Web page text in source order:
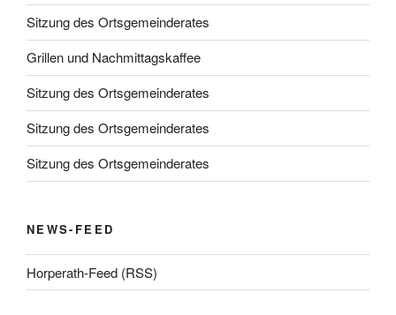
Sitzung des Ortsgemeinderates
Grillen und Nachmittagskaffee
Sitzung des Ortsgemeinderates
Sitzung des Ortsgemeinderates
Sitzung des Ortsgemeinderates
NEWS-FEED
Horperath-Feed (RSS)